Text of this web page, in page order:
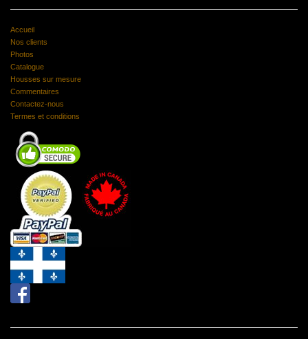
Accueil
Nos clients
Photos
Catalogue
Housses sur mesure
Commentaires
Contactez-nous
Termes et conditions